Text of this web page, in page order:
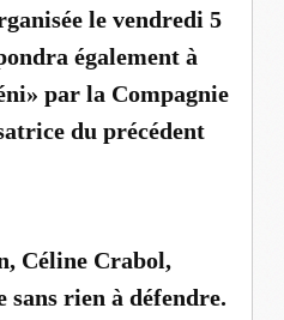
le vendredi 5
également à
par la Compagnie
du précédent
Céline Crabol,
sans rien à défendre.